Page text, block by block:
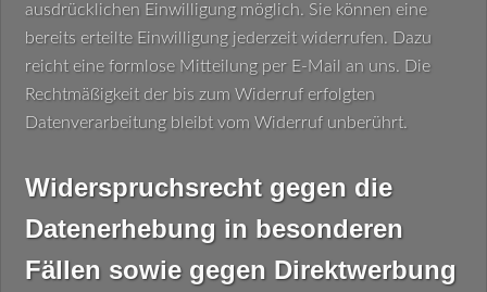
ausdrücklichen Einwilligung möglich. Sie können eine
bereits erteilte Einwilligung jederzeit widerrufen. Dazu
reicht eine formlose Mitteilung per E-Mail an uns. Die
Rechtmäßigkeit der bis zum Widerruf erfolgten
Datenverarbeitung bleibt vom Widerruf unberührt.
Widerspruchsrecht gegen die
Datenerhebung in besonderen
Fällen sowie gegen Direktwerbung